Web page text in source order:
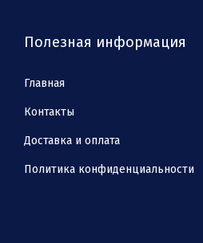
Полезная информация
Главная
Контакты
Доставка и оплата
Политика конфиденциальности